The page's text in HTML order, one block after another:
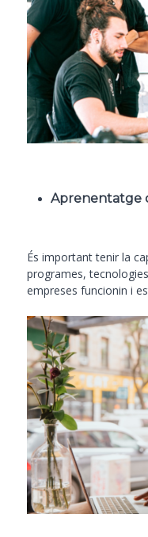
Aprenentatge
És important tenir la
programes,
empreses funcionin i